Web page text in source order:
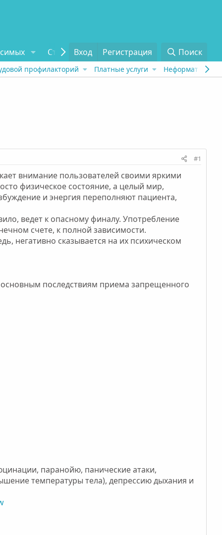
Статьи Отзывы О проекте
Вход Регистрация Поиск
профилакторий Платные услуги Неформат
#1
внимание пользователей своими яркими
физическое состояние, а целый мир,
и энергия переполняют пациента,
ведет к опасному финалу. Употребление
счете, к полной зависимости.
негативно сказывается на их психическом
последствиям приема запрещенного
паранойю, панические атаки,
температуры тела), депрессию дыхания и